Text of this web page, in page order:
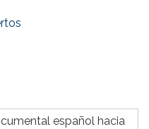
español hacia